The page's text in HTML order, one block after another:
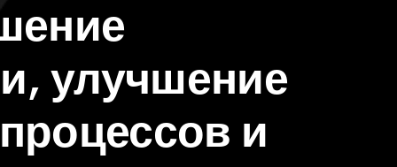
улучшение
и